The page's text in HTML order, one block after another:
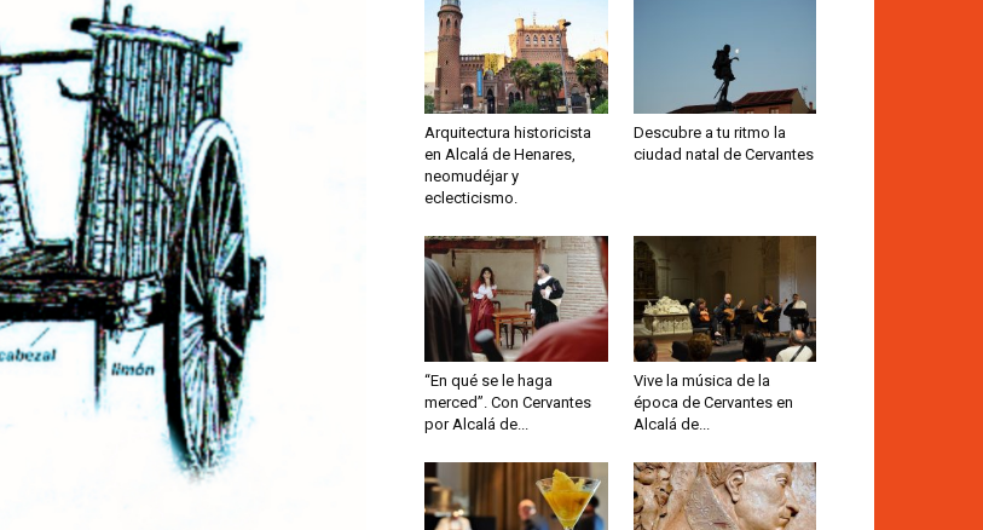
y
mas
Arquitectura historicista
en Alcalá de Henares,
neomudéjar y
eclecticismo.
Descubre a tu ritmo la
ciudad natal de Cervantes
“En qué se le haga
merced”. Con Cervantes
por Alcalá de...
Vive la música de la
época de Cervantes en
Alcalá de...